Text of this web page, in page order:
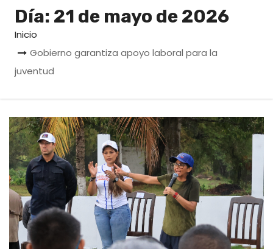
Día: 21 de mayo de 2026
Inicio
Gobierno garantiza apoyo laboral para la
juventud